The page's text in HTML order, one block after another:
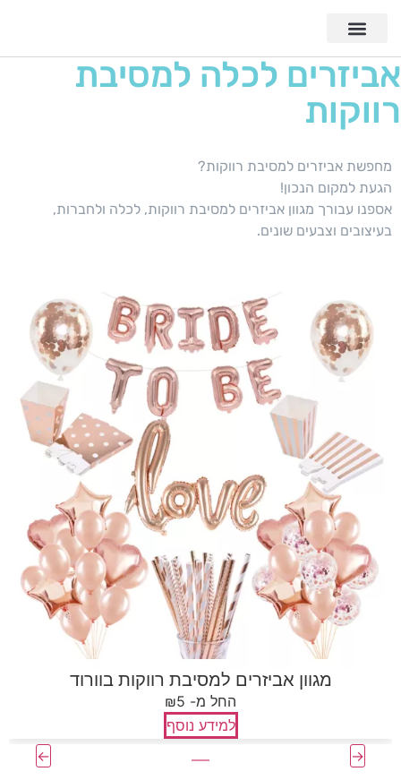
אביזרים לכלה למסיבת
רווקות
מחפשת אביזרים למסיבת רווקות?
הגעת למקום הנכון!
אספנו עבורך מגוון אביזרים למסיבת רווקות, לכלה ולחברות,
בעיצובים וצבעים שונים.
בלונים בצורת בקבוקי אלכוהול
₪החל מ-4
למידע נוסף